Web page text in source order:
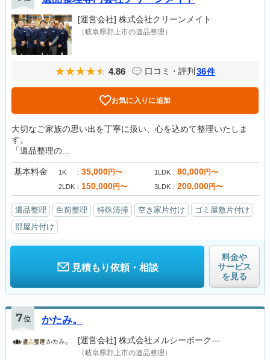
[運営会社] 株式会社クリーンメイト
（岐阜県郡上市の遺品整理）
4.86 口コミ・評判 36件
お気に入りに追加
大切なご家族の思い出を丁寧に扱い、心を込めて整理いたしま
す。
「遺品整理の...
基本料金 1K 35,000円〜 1LDK 80,000円〜
2LDK 150,000円〜 3LDK 200,000円〜
遺品整理 生前整理 特殊清掃 空き家片付け
ゴミ屋敷片付け
部屋片付け
見積もり依頼・相談
料金や
サービス
を見る
7位 かたみ。
[運営会社] 株式会社メルシーボーク―
（岐阜県郡上市の遺品整理）